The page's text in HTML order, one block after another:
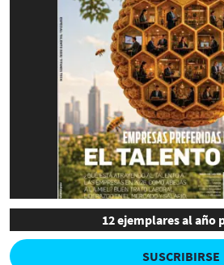
12 ejemplares al año
SUSCRIBIRSE